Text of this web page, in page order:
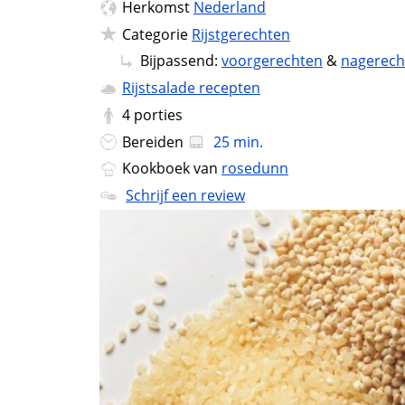
Herkomst Nederland
Categorie Rijstgerechten
Bijpassend: voorgerechten &
Rijstsalade recepten
4 porties
Bereiden
25 min.
Kookboek van rosedunn
Schrijf een review